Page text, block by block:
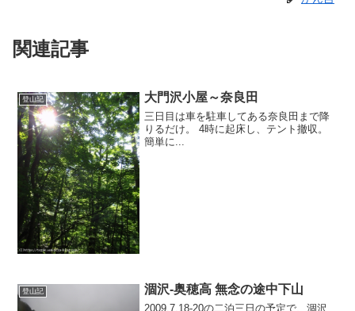
関連記事
登山記 大門沢小屋～奈良田
三日目は車を駐車してある奈良田まで降
りるだけ。 4時に起床し、テント撤収。
簡単に...
登山記 涸沢-奥穂高 無念の途中下山
2009.7.18-20の二泊三日の予定で、涸沢